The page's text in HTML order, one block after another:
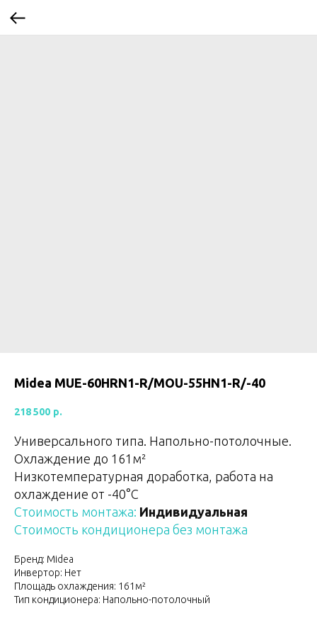
Midea MUE-60HRN1-R/MOU-55HN1-R/-40
218 500 р.
Универсального типа. Напольно-потолочные.
Охлаждение до 161м²
Низкотемпературная доработка, работа на
охлаждение от -40°С
Стоимость монтажа: Индивидуальная
Стоимость кондиционера без монтажа
Бренд: Midea
Инвертор: Нет
Площадь охлаждения: 161м²
Тип кондиционера: Напольно-потолочный